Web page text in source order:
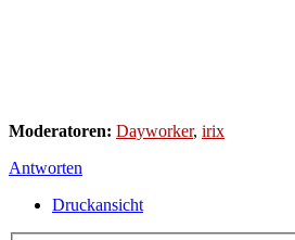
Moderatoren: Dayworker, irix
Antworten
Druckansicht